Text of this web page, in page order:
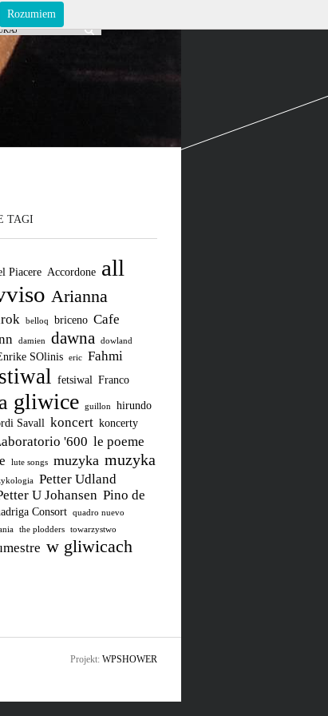
TAGI
Piacere Accordone all
Arianna
belloq briceno Cafe
damien dawna dowland
SOlinis eric
Fahmi
fetsiwal Franco
gliwice guillon
hirundo
Savall koncert koncerty
'600 le poeme
lute songs muzyka muzyka
Petter Udland
U Johansen Pino de
Consort quadro nuevo
the plodders towarzystwo
w gliwicach
Projekt: WPSHOWER
Rozumiem